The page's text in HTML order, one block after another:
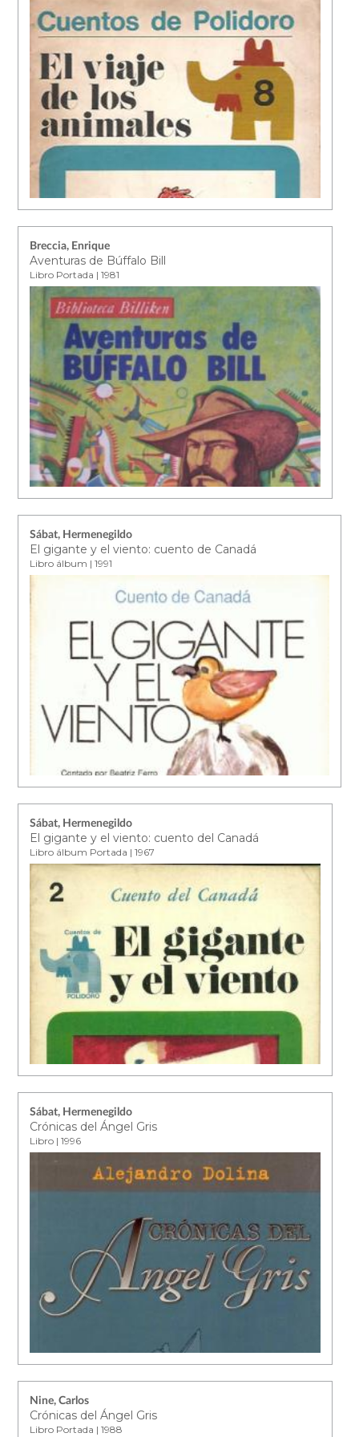
Breccia, Enrique
Aventuras de Búffalo Bill
Libro Portada | 1981
Sábat, Hermenegildo
El gigante y el viento: cuento de Canadá
Libro álbum | 1991
Sábat, Hermenegildo
El gigante y el viento: cuento del Canadá
Libro álbum Portada | 1967
Sábat, Hermenegildo
Crónicas del Ángel Gris
Libro | 1996
Nine, Carlos
Crónicas del Ángel Gris
Libro Portada | 1988